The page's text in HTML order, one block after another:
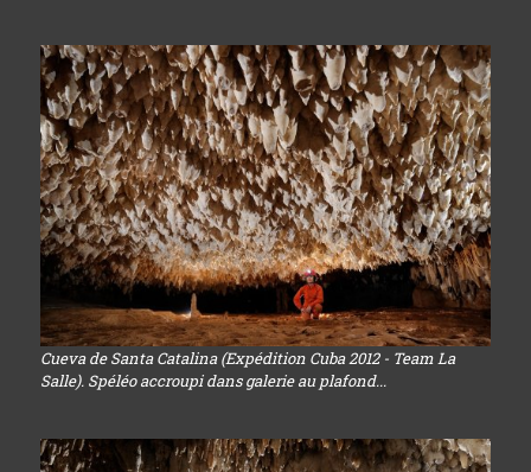
Cueva de Santa Catalina (Expédition Cuba 2012 - Team La
Salle). Spéléo accroupi dans galerie au plafond...